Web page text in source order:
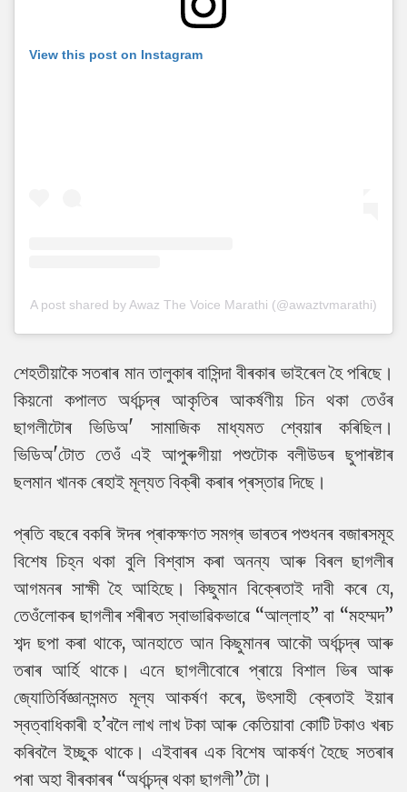
View this post on Instagram
A post shared by Awaz The Voice Marathi (@awaztvmarathi)
শেহতীয়াকৈ সতৰাৰ মান তালুকাৰ বাসিন্দা বীৰকাৰ ভাইৰেল হৈ পৰিছে।
কিয়নো কপালত অৰ্ধচন্দ্ৰ আকৃতিৰ আকৰ্ষণীয় চিন থকা তেওঁৰ
ছাগলীটোৰ ভিডিঅ' সামাজিক মাধ্যমত শ্বেয়াৰ কৰিছিল।
ভিডিঅ'টোত তেওঁ এই আপুৰুগীয়া পশুটোক বলীউডৰ ছুপাৰষ্টাৰ
ছলমান খানক ৰেহাই মূল্যত বিক্ৰী কৰাৰ প্ৰস্তাৱ দিছে।
প্ৰতি বছৰে বকৰি ঈদৰ প্ৰাকক্ষণত সমগ্ৰ ভাৰতৰ পশুধনৰ বজাৰসমূহ
বিশেষ চিহ্ন থকা বুলি বিশ্বাস কৰা অনন্য আৰু বিৰল ছাগলীৰ
আগমনৰ সাক্ষী হৈ আহিছে। কিছুমান বিক্ৰেতাই দাবী কৰে যে,
তেওঁলোকৰ ছাগলীৰ শৰীৰত স্বাভাৱিকভাৱে “আল্লাহ” বা “মহম্মদ”
শব্দ ছপা কৰা থাকে, আনহাতে আন কিছুমানৰ আকৌ অৰ্ধচন্দ্ৰ আৰু
তৰাৰ আৰ্হি থাকে। এনে ছাগলীবোৰে প্ৰায়ে বিশাল ভিৰ আৰু
জ্যোতিৰ্বিজ্ঞানসন্মত মূল্য আকৰ্ষণ কৰে, উৎসাহী ক্ৰেতাই ইয়াৰ
স্বত্বাধিকাৰী হ’বলৈ লাখ লাখ টকা আৰু কেতিয়াবা কোটি টকাও খৰচ
কৰিবলৈ ইচ্ছুক থাকে। এইবাৰৰ এক বিশেষ আকৰ্ষণ হৈছে সতৰাৰ
পৰা অহা বীৰকাৰৰ “অৰ্ধচন্দ্ৰ থকা ছাগলী”টো।